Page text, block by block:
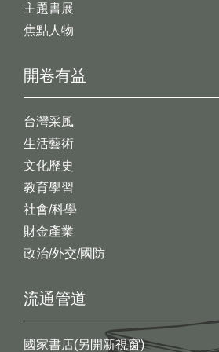
開卷有益
台灣采風
生活藝術
文化歷史
教育學習
社會/科學
財金產業
政治/外交/國防
主題書展
焦點人物
流通管道
國家書店(另開新視窗)